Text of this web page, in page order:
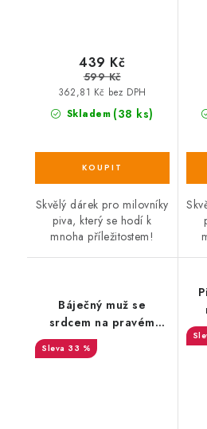
Skladem (38 ks)
362,81 Kč bez DPH
439 Kč
599 Kč
Skvělý dárek pro milovníky
piva, který se hodí k
mnoha příležitostem!
Báječný muž se
srdcem na pravém
místě - Pivní půllitr
33 %